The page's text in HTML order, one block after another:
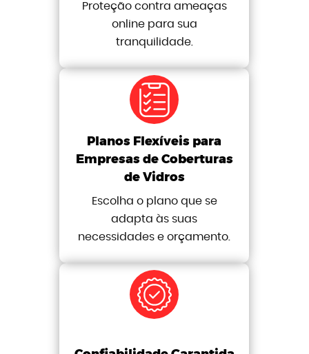
Proteção contra ameaças
online para sua
tranquilidade.
Planos Flexíveis para
Empresas de Coberturas
de Vidros
Escolha o plano que se
adapta às suas
necessidades e orçamento.